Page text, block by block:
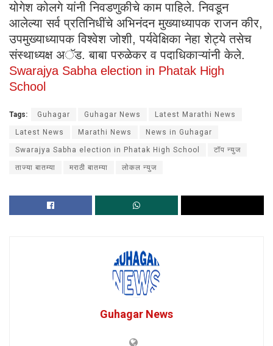
योगेश कोलगे यांनी निवडणुकीचे काम पाहिले. निवडून
आलेल्या सर्व प्रतिनिधींचे अभिनंदन मुख्याध्यापक राजन कीर,
उपमुख्याध्यापक विश्वेश जोशी, पर्यवेक्षिका नेहा शेट्ये तसेच
संस्थाध्यक्ष अॅड. बाबा परुळेकर व पदाधिकाऱ्यांनी केले.
Swarajya Sabha election in Phatak High
School
Tags: Guhagar Guhagar News Latest Marathi News
Latest News Marathi News News in Guhagar
Swarajya Sabha election in Phatak High School टॉप न्युज
ताज्या बातम्या मराठी बातम्या लोकल न्युज
Guhagar News